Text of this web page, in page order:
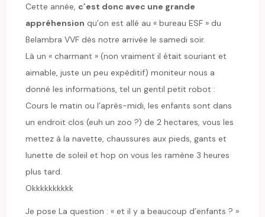
Cette année, c’est donc avec une grande
appréhension qu’on est allé au « bureau ESF » du
Belambra VVF dès notre arrivée le samedi soir.
Là un « charmant » (non vraiment il était souriant et
aimable, juste un peu expéditif) moniteur nous a
donné les informations, tel un gentil petit robot :
Cours le matin ou l’après-midi, les enfants sont dans
un endroit clos (euh un zoo ?) de 2 hectares, vous les
mettez à la navette, chaussures aux pieds, gants et
lunette de soleil et hop on vous les ramène 3 heures
plus tard.
Okkkkkkkkkk
Je pose La question : « et il y a beaucoup d’enfants ? »